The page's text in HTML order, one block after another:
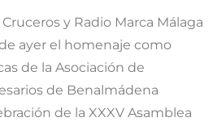
y Radio Marca Málaga
ayer el homenaje como
de la Asociación de
de Benalmádena
de la XXXV Asamblea